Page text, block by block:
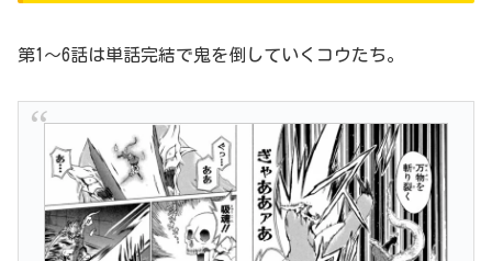
第1～6話は単話完結で鬼を倒していくコウたち。